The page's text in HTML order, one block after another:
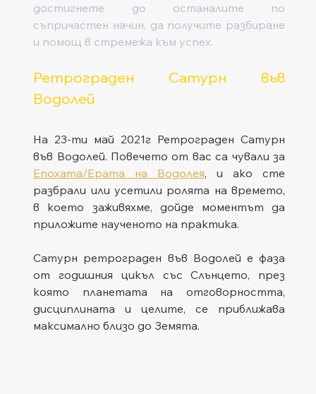
достигнете до останалите по
съпричастен начин, да получите разбиране
и помощ в стремежа към успех.
Ретрограден Сатурн във
Водолей
Нa 23-ти май 2021г Ретрограден Сатурн
Епохата/Ерата на Водолея, и ако сте
разбрали или усетили ролята на времето,
в което заживяхме, дойде моментът да
приложите наученото на практика.
Сатурн ретрограден във Водолей е фаза
от годишния цикъл със Слънцето, през
която планетата на отговорността,
дисциплината и целите, се приближава
максимално близо до Земята.